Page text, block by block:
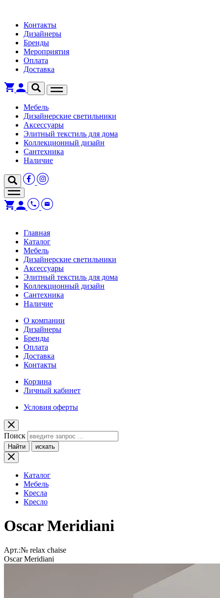
Контакты
Дизайнеры
Бренды
Мероприятия
Оплата
Доставка
Мебель
Дизайнерские светильники
Аксессуары
Элитный текстиль для дома
Коллекционный дизайн
Сантехника
Наличие
Главная
Каталог
Мебель
Дизайнерские светильники
Аксессуары
Элитный текстиль для дома
Коллекционный дизайн
Сантехника
Наличие
О компании
Дизайнеры
Бренды
Оплата
Доставка
Контакты
Корзина
Личный кабинет
Условия оферты
Поиск
Найти искать
Каталог
Мебель
Кресла
Кресло
Oscar Meridiani
Арт.:№ relax chaise
Oscar Meridiani